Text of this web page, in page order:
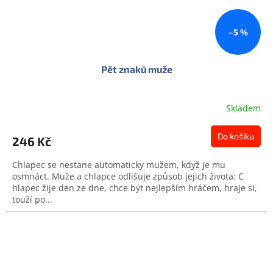
–5 %
Pět znaků muže
Skladem
246 Kč Do košíku
Chlapec se nestane automaticky mužem, když je mu
osmnáct. Muže a chlapce odlišuje způsob jejich života: C
hlapec žije den ze dne, chce být nejlepším hráčem, hraje si,
touží po...